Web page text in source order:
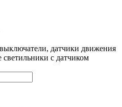
датчики движения
с датчиком